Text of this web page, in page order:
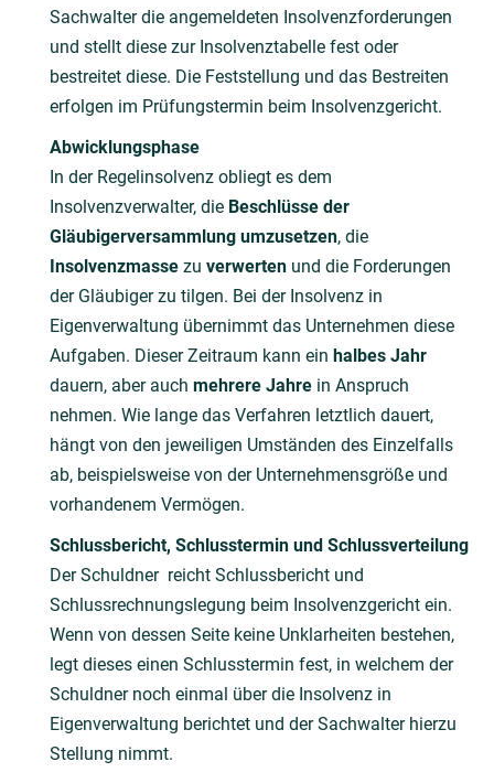
Sachwalter die angemeldeten Insolvenzforderungen
und stellt diese zur Insolvenztabelle fest oder
bestreitet diese. Die Feststellung und das Bestreiten
erfolgen im Prüfungstermin beim Insolvenzgericht.
Abwicklungsphase
In der Regelinsolvenz obliegt es dem
Insolvenzverwalter, die Beschlüsse der
Gläubigerversammlung umzusetzen, die
Insolvenzmasse zu verwerten und die Forderungen
der Gläubiger zu tilgen. Bei der Insolvenz in
Eigenverwaltung übernimmt das Unternehmen diese
Aufgaben. Dieser Zeitraum kann ein halbes Jahr
dauern, aber auch mehrere Jahre in Anspruch
nehmen. Wie lange das Verfahren letztlich dauert,
hängt von den jeweiligen Umständen des Einzelfalls
ab, beispielsweise von der Unternehmensgröße und
vorhandenem Vermögen.
Schlussbericht, Schlusstermin und Schlussverteilung
Der Schuldner reicht Schlussbericht und
Schlussrechnungslegung beim Insolvenzgericht ein.
Wenn von dessen Seite keine Unklarheiten bestehen,
legt dieses einen Schlusstermin fest, in welchem der
Schuldner noch einmal über die Insolvenz in
Eigenverwaltung berichtet und der Sachwalter hierzu
Stellung nimmt.